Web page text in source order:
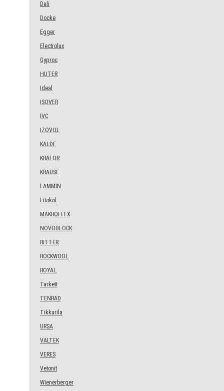
Dali
Docke
Egger
Electrolux
Gyproc
HUTER
Ideal
ISOVER
IVC
IZOVOL
KALDE
KRAFOR
KRAUSE
LAMMIN
Litokol
MAKROFLEX
NOVOBLOCK
RITTER
ROCKWOOL
ROYAL
Tarkett
TENRAD
Tikkurila
URSA
VALTEK
VERES
Vetonit
Wienerberger